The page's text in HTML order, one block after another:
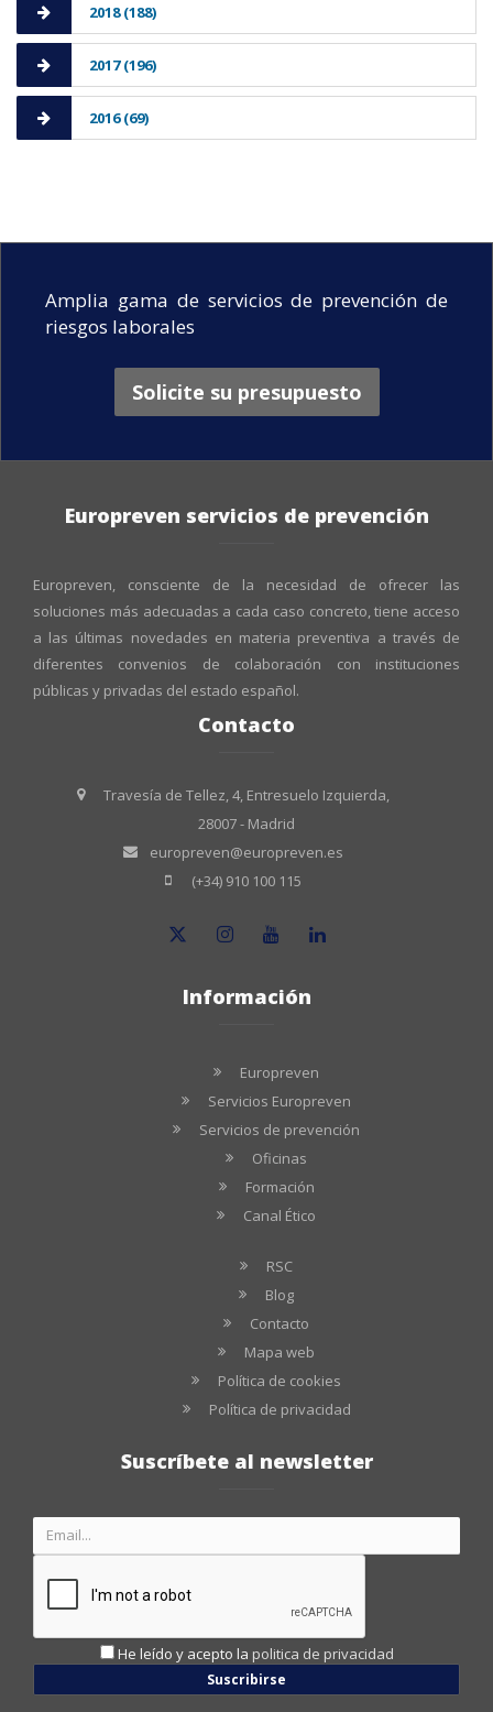
2018 (188)
2017 (196)
2016 (69)
Amplia gama de servicios de prevención de
riesgos laborales
Solicite su presupuesto
Europreven servicios de prevención
Europreven, consciente de la necesidad de ofrecer las
soluciones más adecuadas a cada caso concreto, tiene acceso
a las últimas novedades en materia preventiva a través de
diferentes convenios de colaboración con instituciones
públicas y privadas del estado español.
Contacto
Travesía de Tellez, 4, Entresuelo Izquierda,
28007 - Madrid
europreven@europreven.es
(+34) 910 100 115
Información
Europreven
Servicios Europreven
Servicios de prevención
Oficinas
Formación
Canal Ético
RSC
Blog
Contacto
Mapa web
Política de cookies
Política de privacidad
Suscríbete al newsletter
He leído y acepto la politica de privacidad
Suscribirse